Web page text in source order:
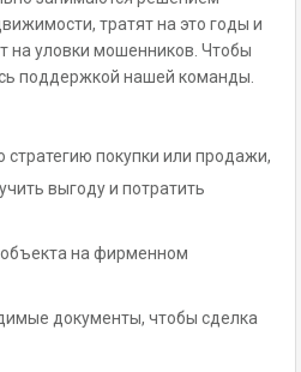
тратят на это годы и
на уловки мошенников. Чтобы
поддержкой нашей команды.
покупки или продажи,
выгоду и потратить
на фирменном
документы, чтобы сделка